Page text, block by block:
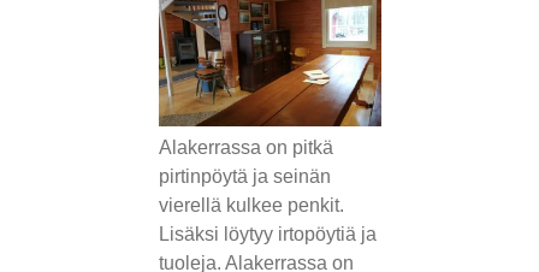
Alakerrassa on pitkä
pirtinpöytä ja seinän
vierellä kulkee penkit.
Lisäksi löytyy irtopöytiä ja
tuoleja. Alakerrassa on